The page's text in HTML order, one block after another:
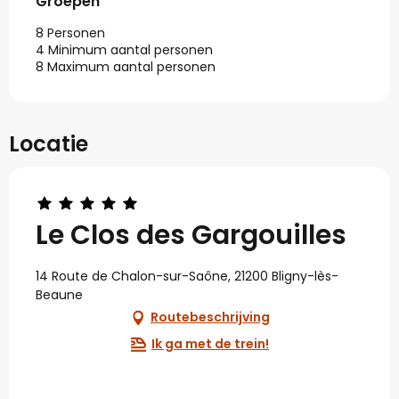
8 Personen
4 Minimum aantal personen
8 Maximum aantal personen
Locatie
Le Clos des Gargouilles
14 Route de Chalon-sur-Saône, 21200 Bligny-lès-
Beaune
Routebeschrijving
Ik ga met de trein!